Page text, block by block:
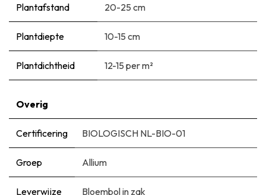
Plantafstand 20-25 cm
Plantdiepte 10-15 cm
Plantdichtheid 12-15 per m²
Overig
Certificering BIOLOGISCH NL-BIO-01
Groep Allium
Leverwijze Bloembol in zak